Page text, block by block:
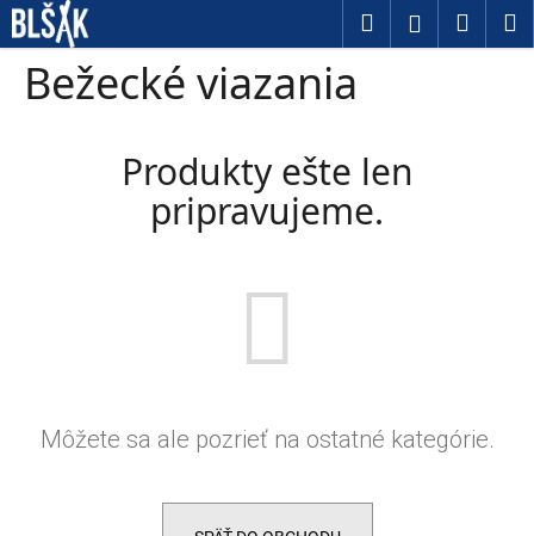
Prejsť na obsah Hľadať
Bežecké viazania
Produkty ešte len
pripravujeme.
Môžete sa ale pozrieť na ostatné kategórie.
Košík
u